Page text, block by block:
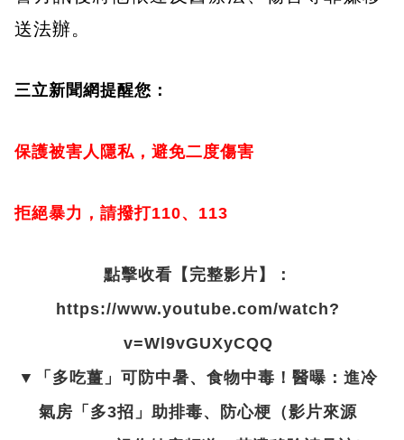
送法辦。
三立新聞網提醒您：
保護被害人隱私，避免二度傷害
拒絕暴力，請撥打110、113
點擊收看【完整影片】：
https://www.youtube.com/watch?
v=Wl9vGUXyCQQ
▼「多吃薑」可防中暑、食物中毒！醫曝：進冷
氣房「多3招」助排毒、防心梗（影片來源